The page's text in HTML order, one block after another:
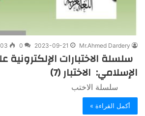
Mr.Ahmed Dardery
2023-09-21
0
سلسلة الاختبارات الإلكترونية
الإسلامي: الاختبار (7)
سلسلة الاختب
أكمل القراءة »